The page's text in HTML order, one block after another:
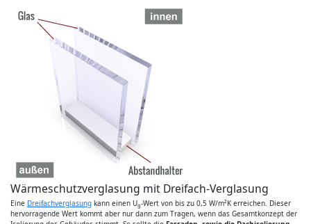
Wärmeschutzverglasung mit Dreifach-Verglasung
Eine Dreifachverglasung kann einen Ug-Wert von bis zu 0,5 W/m²K erreichen. Dieser
hervorragende Wert kommt aber nur dann zum Tragen, wenn das Gesamtkonzept der